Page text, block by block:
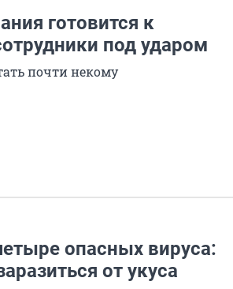
готовится к
под ударом
почти некому
опасных вируса:
от укуса